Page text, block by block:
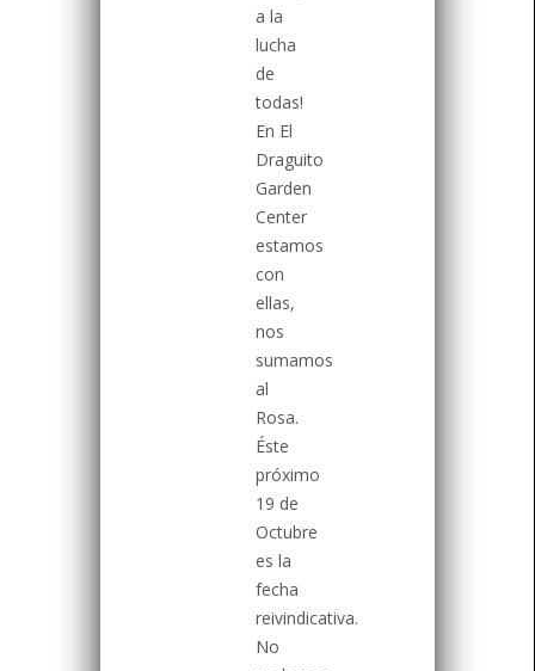
a la
lucha
de
todas!
En El
Draguito
Garden
Center
estamos
con
ellas,
nos
sumamos
al
Rosa.
Éste
próximo
19 de
Octubre
es la
fecha
reivindicativa.
No